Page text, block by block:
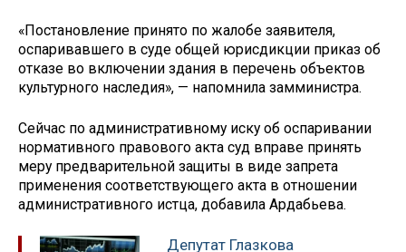
«Постановление принято по жалобе заявителя,
оспаривавшего в суде общей юрисдикции приказ об
отказе во включении здания в перечень объектов
культурного наследия», — напомнила замминистра.
Сейчас по административному иску об оспаривании
нормативного правового акта суд вправе принять
меру предварительной защиты в виде запрета
применения соответствующего акта в отношении
административного истца, добавила Ардабьева.
Депутат Глазкова